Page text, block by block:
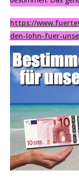
https://
den-lohn-fuer-